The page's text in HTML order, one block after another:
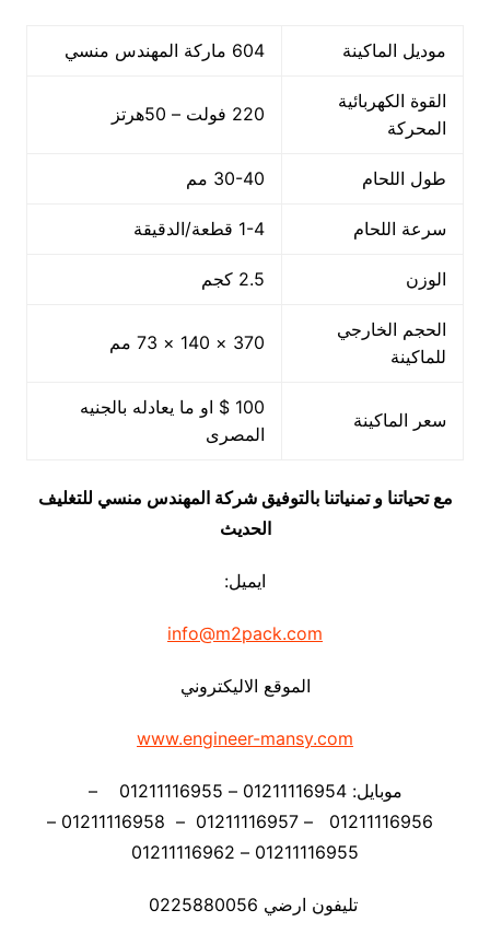
موديل الماكينة 604 ماركة المهندس منسي
القوة الكهربائية
المحركة
220 فولت – 50هرتز
طول اللحام 30-40 مم
سرعة اللحام 1-4 قطعة/الدقيقة
الوزن 2.5 كجم
الحجم الخارجي
للماكينة
370 × 140 × 73 مم
سعر الماكينة
100 $ او ما يعادله بالجنيه
المصرى
مع تحياتنا و تمنياتنا بالتوفيق شركة المهندس منسي للتغليف
الحديث
ايميل:
info@m2pack.com
الموقع الاليكتروني
www.engineer-mansy.com
موبايل: 01211116954 – 01211116955 –
01211116956 – 01211116957 – 01211116958 –
01211116955 – 01211116962
تليفون ارضي 0225880056